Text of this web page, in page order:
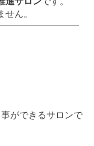
ん。
ができるサロンで